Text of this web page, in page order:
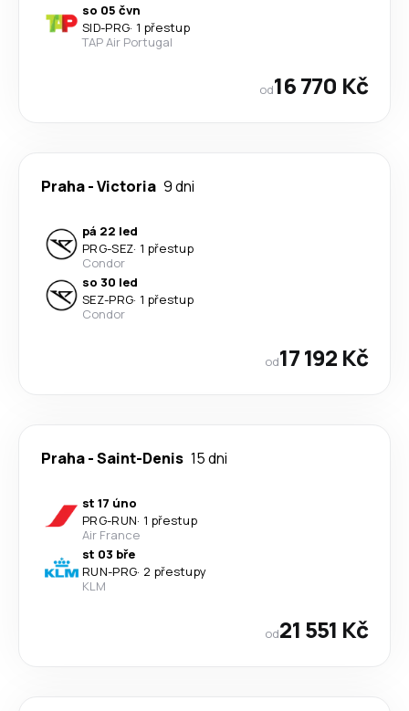
so 05 čvn
SID-PRG· 1 přestup
TAP Air Portugal
od16 770 Kč
Praha-Victoria 9 dni
pá 22 led
PRG-SEZ· 1 přestup
Condor
so 30 led
SEZ-PRG· 1 přestup
Condor
od17 192 Kč
Praha-Saint-Denis 15 dni
st 17 úno
PRG-RUN· 1 přestup
Air France
st 03 bře
RUN-PRG· 2 přestupy
KLM
od21 551 Kč